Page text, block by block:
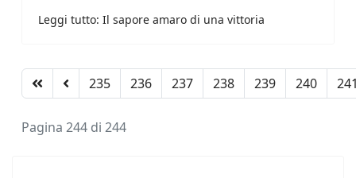
Leggi tutto: Il sapore amaro di una vittoria
235 236 237 238 239 240
Pagina 244 di 244